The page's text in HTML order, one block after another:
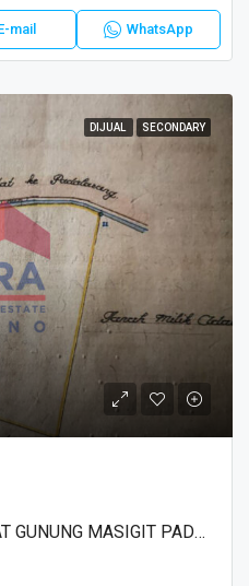
mail WhatsApp
DIJUAL SECONDARY
DIJUAL TANAH JL CIPATAT GUNUNG MASIGIT PADALARANG, BANDUNG